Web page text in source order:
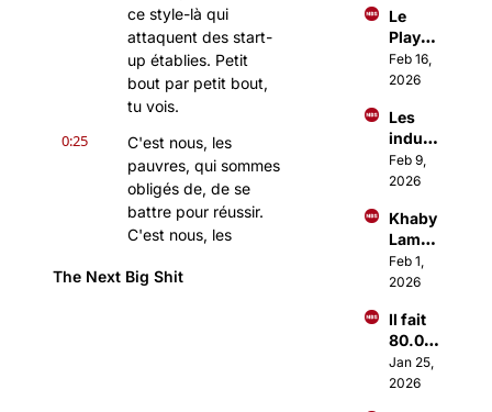
ce style-là qui
attaquent des start-
up établies. Petit
bout par petit bout,
tu vois.
0:25
C'est nous, les
pauvres, qui sommes
obligés de, de se
battre pour réussir.
C'est nous, les
sommes
The Next Big Shit
e les
1% ?
Le
Playb
ook
d'Ous
Amma
r pour
lancer
des
ess à
+1M€
Feb 16,
2026
Les
indust
ries
qui
décoll
er en
2026
Feb 9,
2026
Khaby
Lame
vend
sa
1Mds$
Feb 1,
2026
Il fait
80.00
0€/mo
is en
Jan 25,
2026